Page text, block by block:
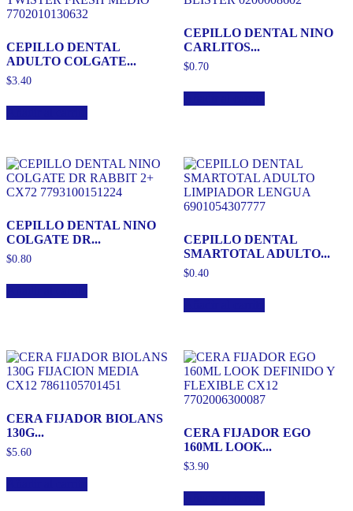
CEPILLO DENTAL
ADULTO COLGATE...
$3.40
CEPILLO DENTAL NINO
CARLITOS...
$0.70
CEPILLO DENTAL NINO
COLGATE DR...
$0.80
CEPILLO DENTAL
SMARTOTAL ADULTO...
$0.40
CERA FIJADOR BIOLANS
130G...
$5.60
CERA FIJADOR EGO
160ML LOOK...
$3.90